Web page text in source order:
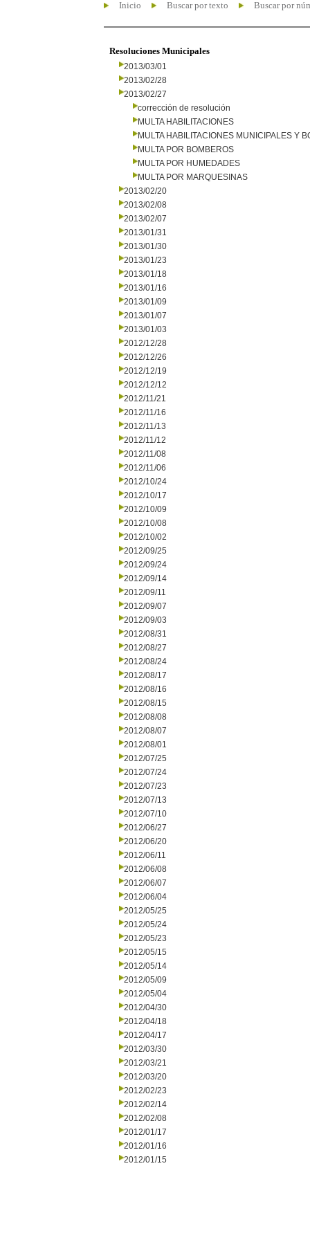
Inicio Buscar por texto Buscar por
Resoluciones Municipales
2013/03/01
2013/02/28
2013/02/27
corrección de resolución
MULTA HABILITACIONES
MULTA HABILITACIONES MUNICIPALES Y
MULTA POR BOMBEROS
MULTA POR HUMEDADES
MULTA POR MARQUESINAS
2013/02/20
2013/02/08
2013/02/07
2013/01/31
2013/01/30
2013/01/23
2013/01/18
2013/01/16
2013/01/09
2013/01/07
2013/01/03
2012/12/28
2012/12/26
2012/12/19
2012/12/12
2012/11/21
2012/11/16
2012/11/13
2012/11/12
2012/11/08
2012/11/06
2012/10/24
2012/10/17
2012/10/09
2012/10/08
2012/10/02
2012/09/25
2012/09/24
2012/09/14
2012/09/11
2012/09/07
2012/09/03
2012/08/31
2012/08/27
2012/08/24
2012/08/17
2012/08/16
2012/08/15
2012/08/08
2012/08/07
2012/08/01
2012/07/25
2012/07/24
2012/07/23
2012/07/13
2012/07/10
2012/06/27
2012/06/20
2012/06/11
2012/06/08
2012/06/07
2012/06/04
2012/05/25
2012/05/24
2012/05/23
2012/05/15
2012/05/14
2012/05/09
2012/05/04
2012/04/30
2012/04/18
2012/04/17
2012/03/30
2012/03/21
2012/03/20
2012/02/23
2012/02/14
2012/02/08
2012/01/17
2012/01/16
2012/01/15